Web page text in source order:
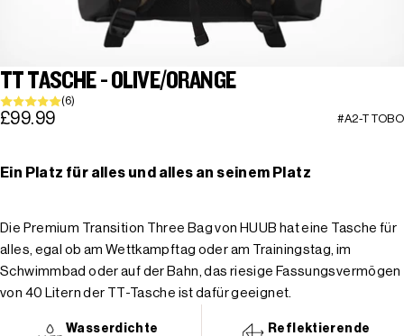
TT TASCHE - OLIVE/ORANGE
(6)
£99.99 #A2-TTOBO
Ein Platz für alles und alles an seinem Platz
Die Premium Transition Three Bag von HUUB hat eine Tasche für
alles, egal ob am Wettkampftag oder am Trainingstag, im
Schwimmbad oder auf der Bahn, das riesige Fassungsvermögen
von 40 Litern der TT-Tasche ist dafür geeignet.
Wasserdichte
Reflektierende